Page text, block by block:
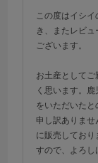
この度はイシ
き、またレビ
ございます。
お土産として
く思います。
をいただいたと
申し訳ありませ
に販売しており
すので、よろし